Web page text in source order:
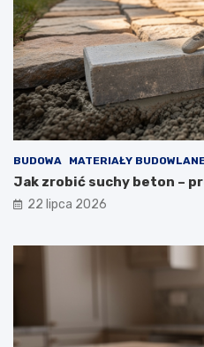
BUDOWA MATERIAŁY
Jak zrobić suchy beton –
22 lipca 2026